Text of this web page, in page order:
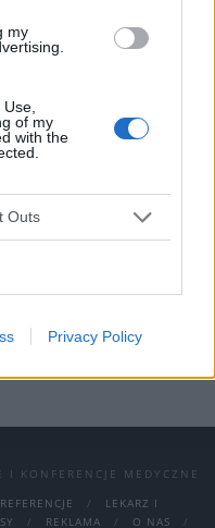
my
of my
with the
Outs
Privacy Policy
listopada
seniora w
Polskiego
jest
oraz
I KONFERENCJE MEDYCZNE
REFERENCJE
LEKARZ I
REKLAMA O NAS